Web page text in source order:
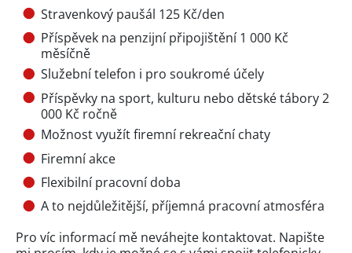
Stravenkový paušál 125 Kč/den
Příspěvek na penzijní připojištění 1 000 Kč
měsíčně
Služební telefon i pro soukromé účely
Příspěvky na sport, kulturu nebo dětské tábory 2
000 Kč ročně
Možnost využít firemní rekreační chaty
Firemní akce
Flexibilní pracovní doba
A to nejdůležitější, příjemná pracovní atmosféra
Pro víc informací mě neváhejte kontaktovat. Napište